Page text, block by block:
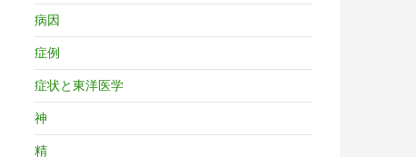
病因
症例
症状と東洋医学
神
精